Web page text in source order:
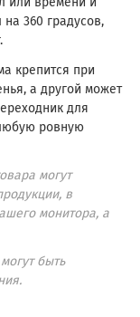
360 градусов,
крепится при
а другой может
для
ровную
могут
в
монитора, а
быть